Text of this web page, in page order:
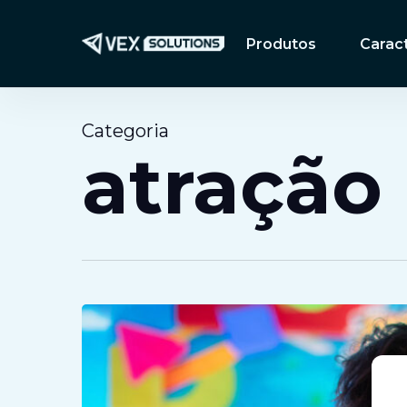
conteúdo
Produtos
Categoria
atração
Apresentando
VEX
PartyDash: